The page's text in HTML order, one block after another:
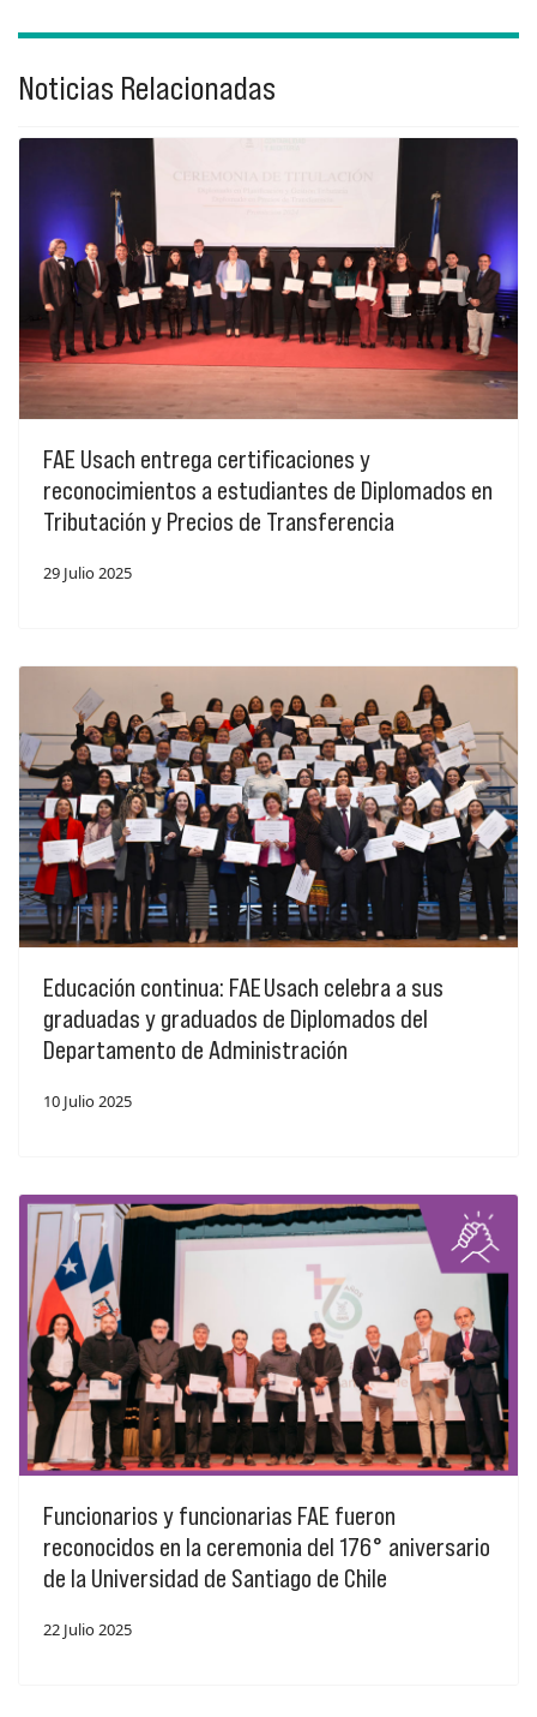
Noticias Relacionadas
FAE Usach entrega certificaciones y
reconocimientos a estudiantes de Diplomados en
Tributación y Precios de Transferencia
29 Julio 2025
Educación continua: FAE Usach celebra a sus
graduadas y graduados de Diplomados del
Departamento de Administración
10 Julio 2025
Funcionarios y funcionarias FAE fueron
reconocidos en la ceremonia del 176° aniversario
de la Universidad de Santiago de Chile
22 Julio 2025